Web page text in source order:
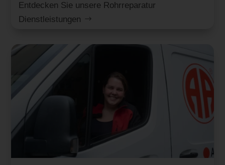
Entdecken Sie unsere Rohrreparatur
Dienstleistungen